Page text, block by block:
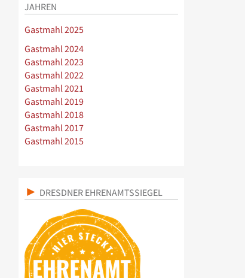
JAHREN
Gastmahl 2025
Gastmahl 2024
Gastmahl 2023
Gastmahl 2022
Gastmahl 2021
Gastmahl 2019
Gastmahl 2018
Gastmahl 2017
Gastmahl 2015
DRESDNER EHRENAMTSSIEGEL